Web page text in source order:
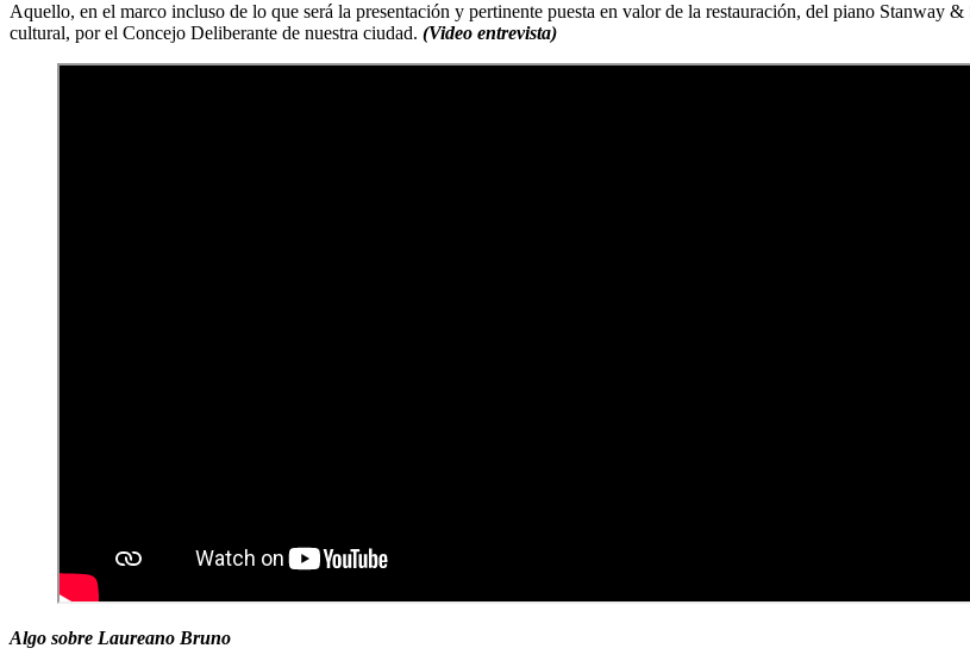
Aquello, en el marco incluso de lo que será la presentación y pertinente puesta en valor de la restauración, del piano Stanway
cultural, por el Concejo Deliberante de nuestra ciudad. (Video entrevista)
Algo sobre Laureano Bruno